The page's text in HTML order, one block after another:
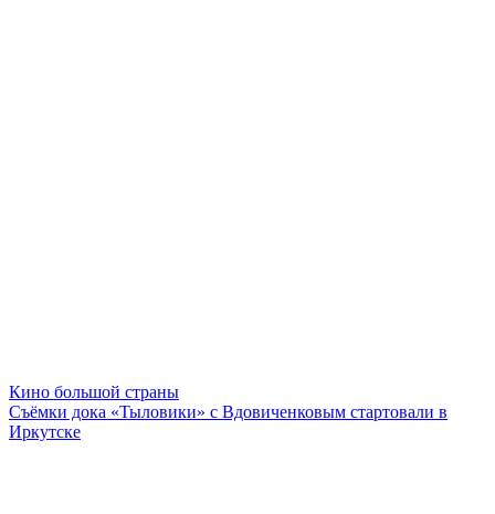
Кино большой страны
Съёмки дока «Тыловики» с Вдовиченковым стартовали в
Иркутске